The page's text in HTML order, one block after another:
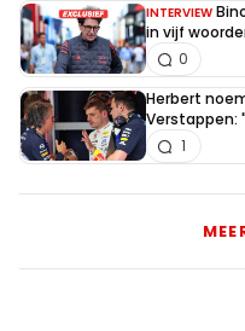
INTERVIEW
in vijf
0
Herbert
Verstappen:
1